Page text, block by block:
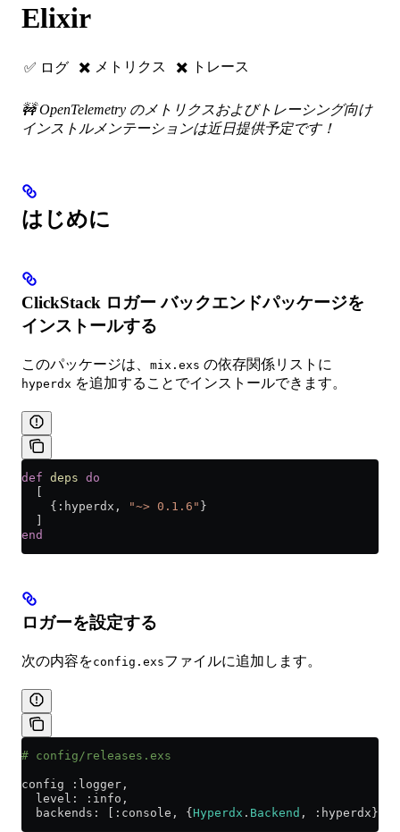
Elixir
✅ ログ ✖️ メトリクス ✖️ トレース
🚧 OpenTelemetry のメトリクスおよびトレーシング向け
インストルメンテーションは近日提供予定です！
はじめに
ClickStack ロガー バックエンドパッケージを
インストールする
このパッケージは、 mix.exs の依存関係リストに
hyperdx を追加することでインストールできます。
def deps do
    {
:hyperdx , "~> 0.1.6" }
end
ロガーを設定する
次の内容をconfig.exsファイルに追加します。
# config/releases.exs
config :logger ,
  level:
:info ,
  backends:
:console , { Hyperdx . Backend , :hyperdx }]